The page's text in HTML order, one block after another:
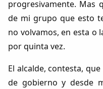
progresivamente. Mas
de mi grupo que esto
no volvamos, en esta o
por quinta vez.
El alcalde, contesta,
de gobierno y desde